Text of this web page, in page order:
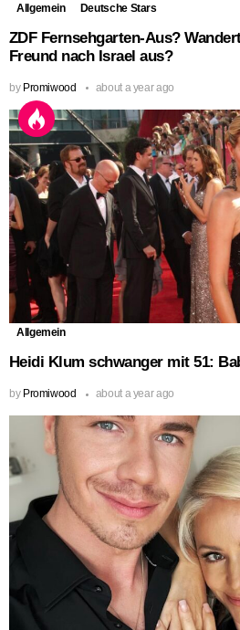
Allgemein Deutsche Stars
ZDF Fernsehgarten-Aus?
Freund nach Israel aus?
by Promiwood about a year ago
Allgemein
Heidi Klum schwanger mit 51:
by Promiwood about a year ago